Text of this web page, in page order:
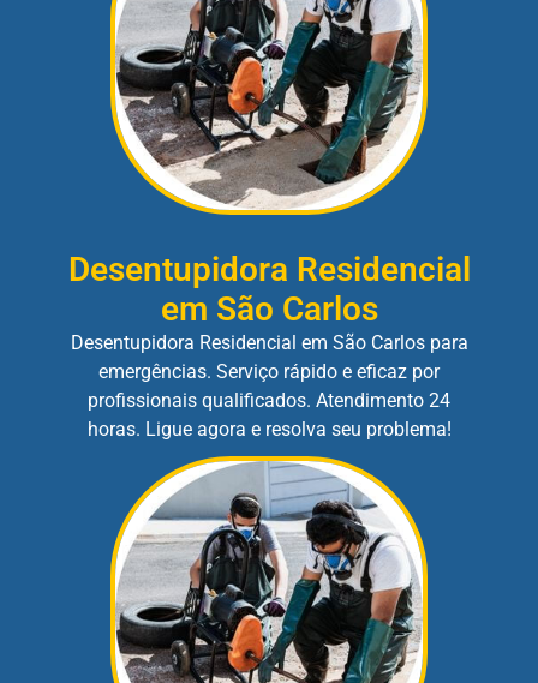
Desentupidora Residencial
em São Carlos
Desentupidora Residencial em São Carlos para
emergências. Serviço rápido e eficaz por
profissionais qualificados. Atendimento 24
horas. Ligue agora e resolva seu problema!